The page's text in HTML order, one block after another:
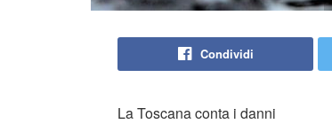
Condividi
La Toscana conta i danni